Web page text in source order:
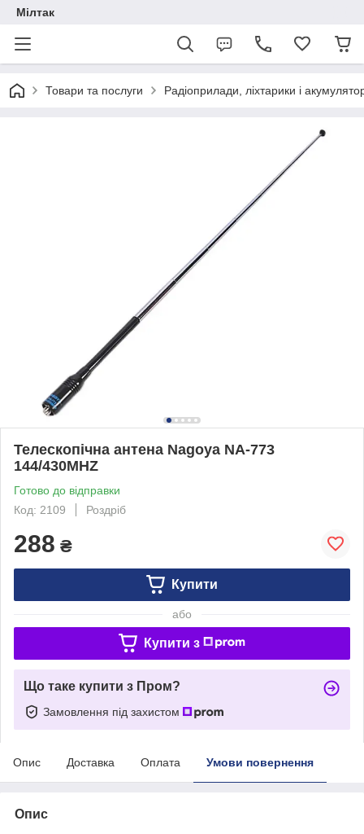
Мілтак
Товари та послуги Радіоприлади, ліхтарики і
Телескопічна антена Nagoya NA-773
144/430MHZ
Готово до відправки
Код: 2109
Роздріб
288 ₴
Купити
або
Купити з
Що таке купити з Пром?
Замовлення під захистом
Опис Доставка Оплата Умови повернення
Опис